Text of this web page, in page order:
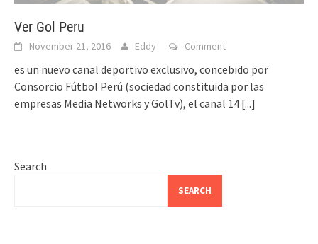
Ver Gol Peru
November 21, 2016 Eddy Comment
es un nuevo canal deportivo exclusivo, concebido por
Consorcio Fútbol Perú (sociedad constituida por las
empresas Media Networks y GolTv), el canal 14 [...]
Search
SEARCH